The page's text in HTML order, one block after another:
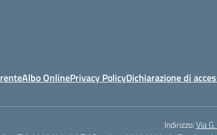
Albo OnlinePrivacy PolicyDichiarazione di
Indirizzo:Via